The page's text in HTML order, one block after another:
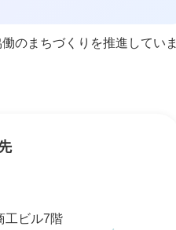
のまちづくりを推進していま
工ビル7階